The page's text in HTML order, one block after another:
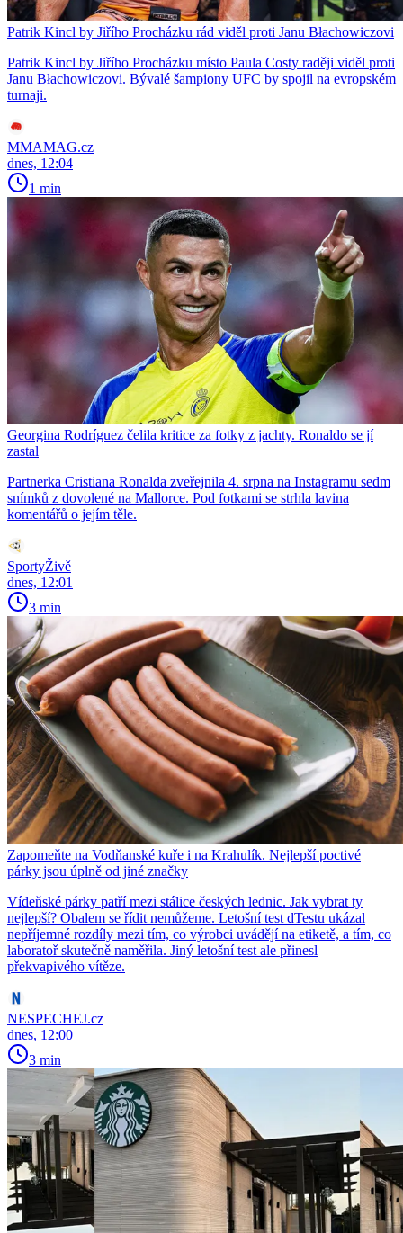
Patrik Kincl by Jiřího Procházku rád viděl proti Janu Błachowiczovi
Patrik Kincl by Jiřího Procházku místo Paula Costy raději viděl proti
Janu Błachowiczovi. Bývalé šampiony UFC by spojil na evropském
turnaji.
MMAMAG.cz
dnes, 12:04
1 min
Georgina Rodríguez čelila kritice za fotky z jachty. Ronaldo se jí
zastal
Partnerka Cristiana Ronalda zveřejnila 4. srpna na Instagramu sedm
snímků z dovolené na Mallorce. Pod fotkami se strhla lavina
komentářů o jejím těle.
SportyŽivě
dnes, 12:01
3 min
Zapomeňte na Vodňanské kuře i na Krahulík. Nejlepší poctivé
párky jsou úplně od jiné značky
Vídeňské párky patří mezi stálice českých lednic. Jak vybrat ty
nejlepší? Obalem se řídit nemůžeme. Letošní test dTestu ukázal
nepříjemné rozdíly mezi tím, co výrobci uvádějí na etiketě, a tím, co
laboratoř skutečně naměřila. Jiný letošní test ale přinesl
překvapivého vítěze.
NESPECHEJ.cz
dnes, 12:00
3 min